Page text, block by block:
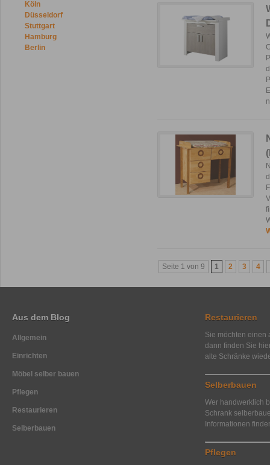
Seite 1 von 9 1 2 3 4
Köln
Düsseldorf
Stuttgart
Hamburg
Berlin
Aus dem Blog
Allgemein
Einrichten
Möbel selber bauen
Pflegen
Restaurieren
Selberbauen
Restaurieren
Sie möchten einen
dann finden Sie
alte Schränke
Selberbauen
Wer handwerklich
Schrank
Informationen
Pflegen